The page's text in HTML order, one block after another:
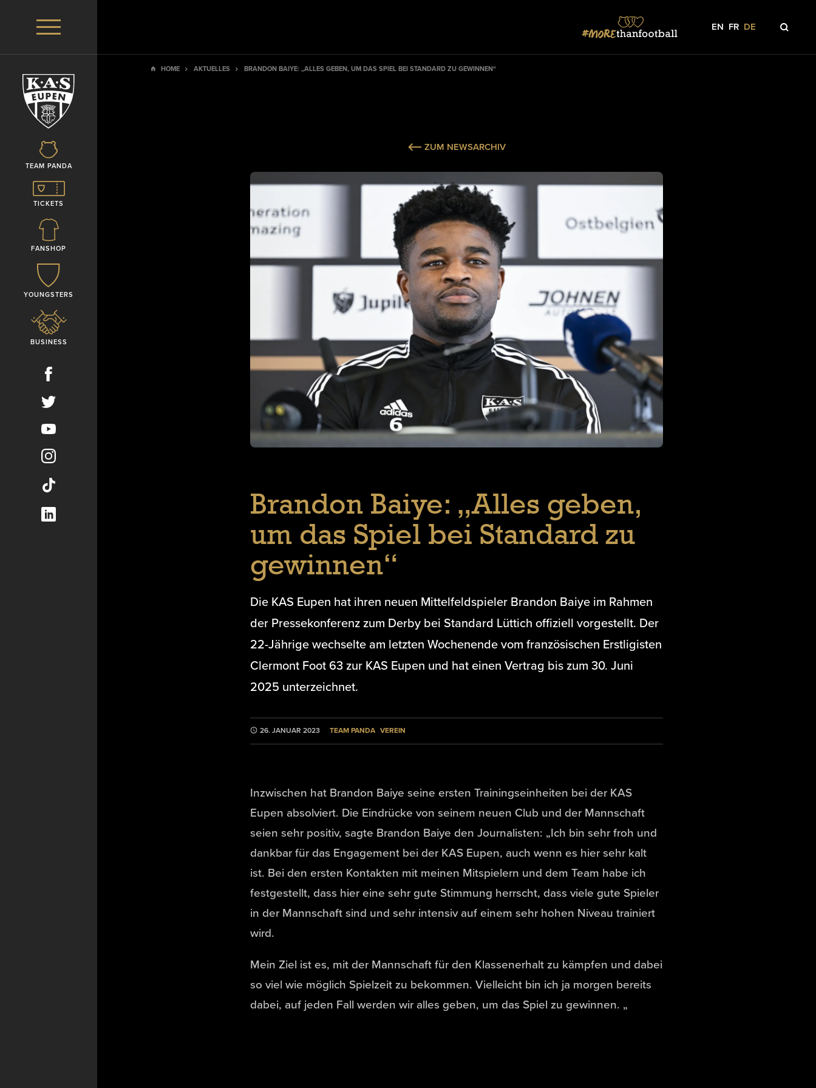
TEAM PANDA
TICKETS
FANSHOP
YOUNGSTERS
BUSINESS
EN FR DE
HOME AKTUELLES BRANDON BAIYE: „ALLES GEBEN, UM DAS SPIEL BEI STANDARD ZU GEWINNEN“
ZUM NEWSARCHIV
Brandon Baiye: „Alles geben,
um das Spiel bei Standard zu
gewinnen“
Die KAS Eupen hat ihren neuen Mittelfeldspieler Brandon Baiye im Rahmen
der Pressekonferenz zum Derby bei Standard Lüttich offiziell vorgestellt. Der
22-Jährige wechselte am letzten Wochenende vom französischen Erstligisten
Clermont Foot 63 zur KAS Eupen und hat einen Vertrag bis zum 30. Juni
2025 unterzeichnet.
26. JANUAR 2023 TEAM PANDA VEREIN
Inzwischen hat Brandon Baiye seine ersten Trainingseinheiten bei der KAS
Eupen absolviert. Die Eindrücke von seinem neuen Club und der Mannschaft
seien sehr positiv, sagte Brandon Baiye den Journalisten: „Ich bin sehr froh und
dankbar für das Engagement bei der KAS Eupen, auch wenn es hier sehr kalt
ist. Bei den ersten Kontakten mit meinen Mitspielern und dem Team habe ich
festgestellt, dass hier eine sehr gute Stimmung herrscht, dass viele gute Spieler
in der Mannschaft sind und sehr intensiv auf einem sehr hohen Niveau trainiert
wird.
Mein Ziel ist es, mit der Mannschaft für den Klassenerhalt zu kämpfen und dabei
so viel wie möglich Spielzeit zu bekommen. Vielleicht bin ich ja morgen bereits
dabei, auf jeden Fall werden wir alles geben, um das Spiel zu gewinnen. „